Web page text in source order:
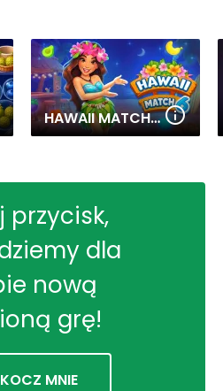
HAWAII MATCH 6
przycisk,
dla
nową
grę!
MNIE